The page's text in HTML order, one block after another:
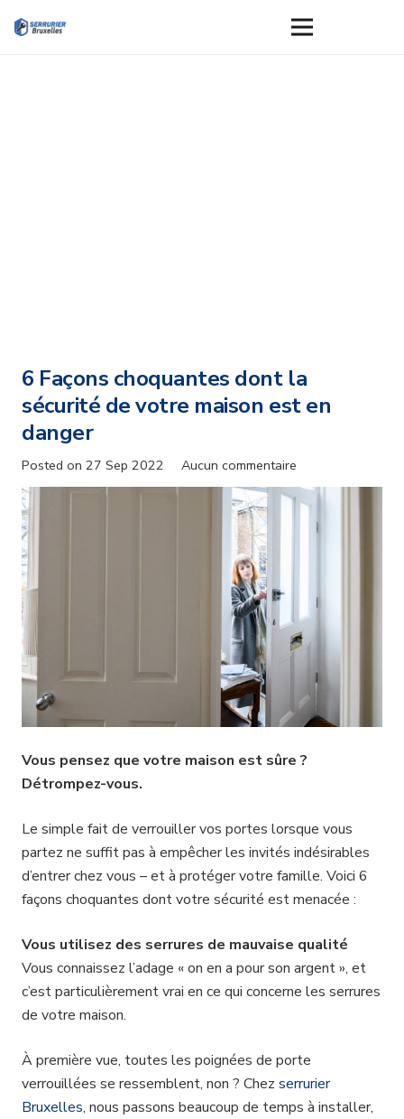
6 Façons choquantes dont la
sécurité de votre maison est en
danger
Posted on 27 Sep 2022 Aucun commentaire
Vous pensez que votre maison est sûre ?
Détrompez-vous.
Le simple fait de verrouiller vos portes lorsque vous
partez ne suffit pas à empêcher les invités indésirables
d’entrer chez vous – et à protéger votre famille. Voici 6
façons choquantes dont votre sécurité est menacée :
Vous utilisez des serrures de mauvaise qualité
Vous connaissez l’adage « on en a pour son argent », et
c’est particulièrement vrai en ce qui concerne les serrures
de votre maison.
À première vue, toutes les poignées de porte
verrouillées se ressemblent, non ? Chez serrurier
Bruxelles, nous passons beaucoup de temps à installer,